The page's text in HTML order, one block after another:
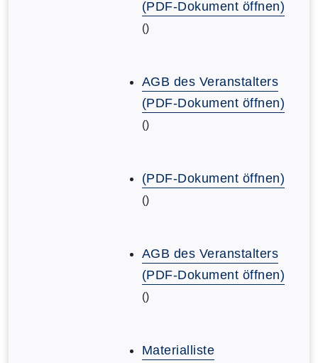
(PDF-Dokument öffnen)
()
AGB des Veranstalters
(PDF-Dokument öffnen)
()
(PDF-Dokument öffnen)
()
AGB des Veranstalters
(PDF-Dokument öffnen)
()
Materialliste